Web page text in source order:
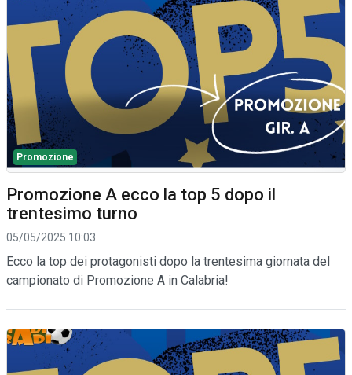
Promozione
Promozione A ecco la top 5 dopo il
trentesimo turno
05/05/2025 10:03
Ecco la top dei protagonisti dopo la trentesima giornata del
campionato di Promozione A in Calabria!